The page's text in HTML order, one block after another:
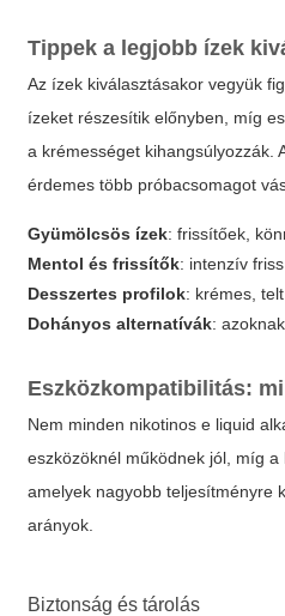
Tippek a legjobb ízek
Az ízek kiválasztásakor vegyük
ízeket részesítik előnyben, míg
a krémességet kihangsúlyozzák.
érdemes több próbacsomagot
Gyümölcsös ízek: frissítőek,
Mentol és frissítők: intenzív
Desszertes profilok: krémes,
Dohányos alternatívák:
Eszközkompatibilitás:
Nem minden nikotinos e liquid
eszközöknél működnek jól, míg
amelyek nagyobb teljesítményre
arányok.
Biztonság és tárolás